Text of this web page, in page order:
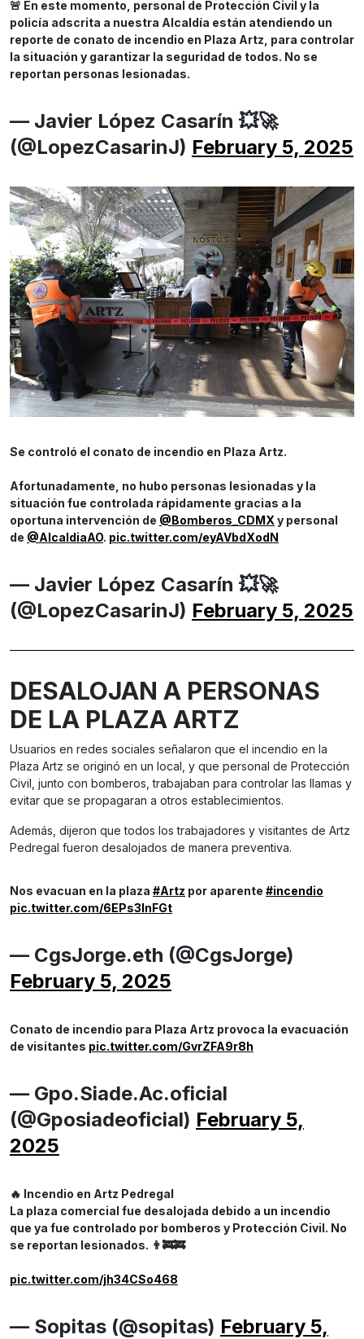
🚨 En este momento, personal de Protección Civil y la
policía adscrita a nuestra Alcaldía están atendiendo un
reporte de conato de incendio en Plaza Artz, para controlar
la situación y garantizar la seguridad de todos. No se
reportan personas lesionadas.
— Javier López Casarín 💥🚀
(@LopezCasarinJ) February 5, 2025
Se controló el conato de incendio en Plaza Artz.
Afortunadamente, no hubo personas lesionadas y la
situación fue controlada rápidamente gracias a la
oportuna intervención de @Bomberos_CDMX y personal
de @AlcaldiaAO. pic.twitter.com/eyAVbdXodN
— Javier López Casarín 💥🚀
(@LopezCasarinJ) February 5, 2025
DESALOJAN A PERSONAS
DE LA PLAZA ARTZ
Usuarios en redes sociales señalaron que el incendio en la
Plaza Artz se originó en un local, y que personal de Protección
Civil, junto con bomberos, trabajaban para controlar las llamas y
evitar que se propagaran a otros establecimientos.
Además, dijeron que todos los trabajadores y visitantes de Artz
Pedregal fueron desalojados de manera preventiva.
Nos evacuan en la plaza #Artz por aparente #incendio
pic.twitter.com/6EPs3InFGt
— CgsJorge.eth (@CgsJorge)
February 5, 2025
Conato de incendio para Plaza Artz provoca la evacuación
de visitantes pic.twitter.com/GvrZFA9r8h
— Gpo.Siade.Ac.oficial
(@Gposiadeoficial) February 5,
2025
🔥 Incendio en Artz Pedregal
La plaza comercial fue desalojada debido a un incendio
que ya fue controlado por bomberos y Protección Civil. No
se reportan lesionados. 👨‍🚒🚒
pic.twitter.com/jh34CSo468
— Sopitas (@sopitas) February 5,